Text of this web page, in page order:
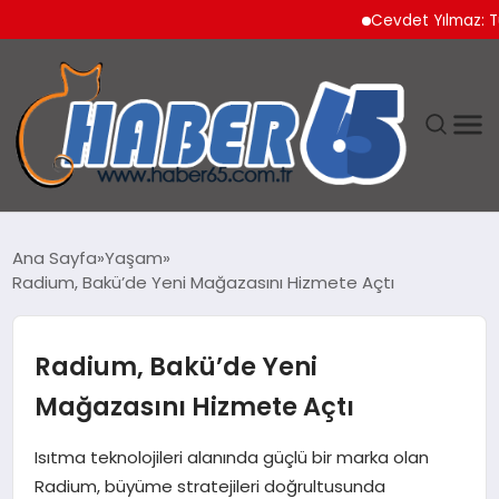
Cevdet Yılmaz:
YAŞAM
TEKNOLOJI
Ana Sayfa Yaşam
Radium, Bakü’de Yeni Mağazasını Hizmete Açtı
Radium, Bakü’de Yeni
Mağazasını Hizmete Açtı
Isıtma teknolojileri alanında güçlü bir marka olan
Radium, büyüme stratejileri doğrultusunda